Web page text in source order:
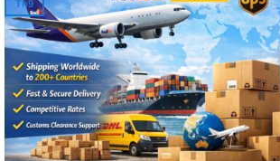
Th9